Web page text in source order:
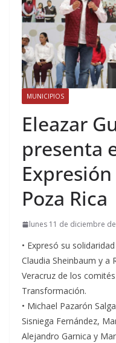
MUNICIPIOS
Eleazar
presenta
Poza Rica
lunes 11 de diciembre
• Expresó su
Claudia Sheinbaum y a
Veracruz de los
Transformación.
• Michael Pazarón
Sisniega Fernández,
Alejandro Garnica y